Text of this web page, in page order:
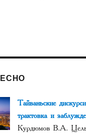
Тайваньские
трактовка и
Курдюмов В.А.